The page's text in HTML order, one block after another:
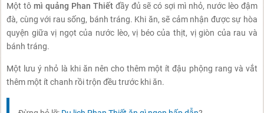
Một tô mì quảng Phan Thiếtđầy đủ sẽ có sợi mì nhỏ, nước lèo đậm
đà, cùng với rau sống, bánh tráng. Khi ăn, sẽ cảm nhận được sự hòa
quyện giữa vị ngọt của nước lèo, vị béo của thịt, vị giòn của rau và
bánh tráng.
Một lưu ý nhỏ là khi ăn nên cho thêm một ít đậu phộng rang và vắt
thêm một ít chanh rồi trộn đều trước khi ăn.